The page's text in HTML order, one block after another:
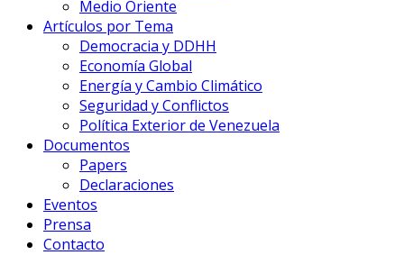
Medio Oriente
Artículos por Tema
Democracia y DDHH
Economía Global
Energía y Cambio Climático
Seguridad y Conflictos
Política Exterior de Venezuela
Documentos
Papers
Declaraciones
Eventos
Prensa
Contacto